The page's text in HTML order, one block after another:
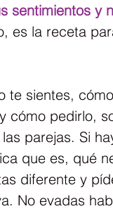
sentimientos y
es la receta
te sientes,
cómo pedirlo,
parejas. Si
que es, qué
diferente y
No evadas